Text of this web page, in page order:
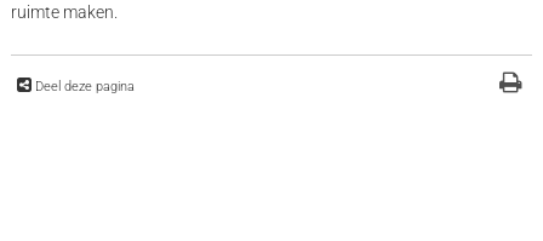
ruimte maken.
Deel deze pagina